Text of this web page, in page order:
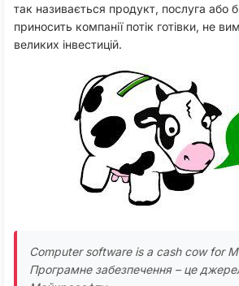
так називається продукт, послуга або
приносить компанії потік готівки, не
великих інвестицій.
Computer software is a cash cow for
Програмне забезпечення – це